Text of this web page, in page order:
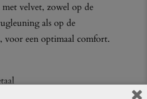
met velvet, zowel op de
als op de
voor een optimaal comfort.